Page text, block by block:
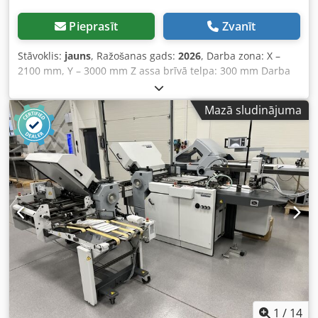
Standarta aprīkojums: Hibrīds galds – vakuuma galds
neinvazīvai detaļas nostiprināšanai, ar iespēju manuāli
nostiprināt nestandarta formas detaļas Pilnībā metināta,
atlaidināta un pēc tam apfrēzēta rāmis, kas nodrošina
precīzu apstrādi un darba stabilitāti Mašīnas vadība ar
DSP kontrolieri NK-105 Komplektā iekļauts instrumenta
augstuma sensors Centrālā eļļošanas sistēma
lineārvadotņu un slīdejkartu eļļošanai ir standarta
aprīkojumā Piedziņa pārnesta caur reduktoru Visas ass (X,
Y, Z) kustas pa augstas kvalitātes vadotnēm un PMI 25 mm
lineārgultņiem LEADSHINE Easyservo Dual servo piedziņa Y
asij Kabeļi izgatavoti no augstas kvalitātes ugunsdrošiem
materiāliem Visi elektroinstalācijas kabeļi ir elastīgi un
aizsargāti pret deformācijām.
Pieprasīt Zvanīt
Stāvoklis: jauns, Ražošanas gads: 2026, Darba zona: X –
2100 mm, Y – 3000 mm Z assa brīvā telpa: 300 mm Darba
galda tips: Hibrīds (vakuums + mehāniskās sliedes)
Vakuuma segmentu skaits: 6 Maksimālais darba ātrums
lēnas darbības režīmā: līdz 40 m/min Maksimālais darba
ātrums: līdz 25 m/min Programmas izšķirtspēja: 0,01 mm
Mehāniskā izšķirtspēja: 0,04 mm 9 kW elektromotors, 24
000 apgr./min ar pilniem keramikas gultņiem Becker VTLF
2.250 vakuumsūknis Piedziņa: Leadshine AC
servopiedziņas ar 1500 W jaudu un augstu noturības
momentu (dubulta uz Y ass) Piedziņas pārnesumkārba:
ārkārtīgi precīza NIDEC SHIMPO planetārā pārnesumkārba
Piedziņas sistēma: 30 mm PMI lineārie vadītāji un slīdni ar
spirālveida vadītāja sliedēm, lai nodrošinātu maksimālu
kontakta virsmu Eļļošanas sistēma vadītājiem: Automātiska
Instrumenta garuma mērīšanas sistēma: Automātiska
Vadības sistēma: NK-105 G3 vadība Standarta CAD/CAM
programmatūra: Artcam Open 2016 Papildu CAD/CAM
Mazā sludinājuma
1 / 14